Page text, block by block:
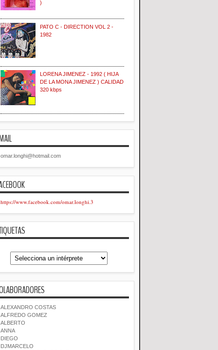
)
PATO C - DIRECTION VOL 2 -
1982
LORENA JIMENEZ - 1992 ( HIJA
DE LA MONA JIMENEZ ) CALIDAD
320 kbps
omar.longhi@hotmail.com
https://www.facebook.com/omar.longhi.3
ALEXANDRO COSTAS
ALFREDO GOMEZ
ALBERTO
ANNA
DIEGO
DJMARCELO